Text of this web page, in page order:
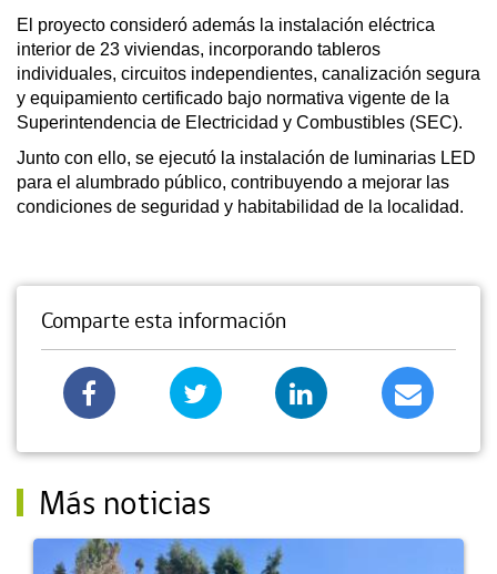
El proyecto consideró además la instalación eléctrica
interior de 23 viviendas, incorporando tableros
individuales, circuitos independientes, canalización segura
y equipamiento certificado bajo normativa vigente de la
Superintendencia de Electricidad y Combustibles (SEC).
Junto con ello, se ejecutó la instalación de luminarias LED
para el alumbrado público, contribuyendo a mejorar las
condiciones de seguridad y habitabilidad de la localidad.
Comparte esta información
Más noticias